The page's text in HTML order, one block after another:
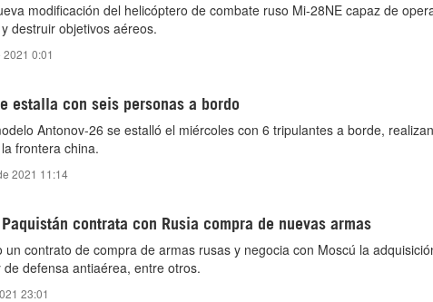
modificación del helicóptero de combate ruso Mi-28NE capaz de
destruir objetivos aéreos.
0:01
estalla con seis personas a bordo
Antonov-26 se estalló el miércoles con 6 tripulantes a borde,
frontera china.
2021 11:14
Paquistán contrata con Rusia compra de nuevas armas
un contrato de compra de armas rusas y negocia con Moscú la
defensa antiaérea, entre otros.
23:01